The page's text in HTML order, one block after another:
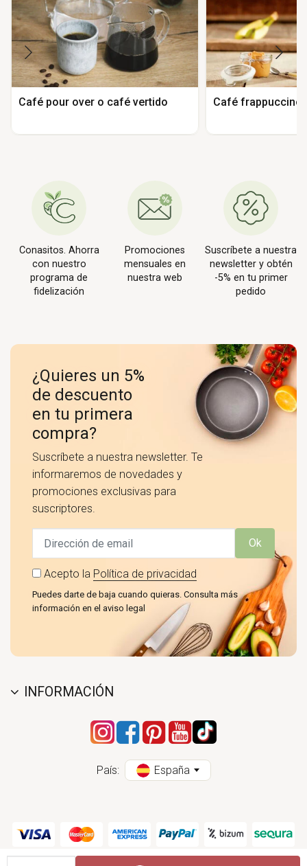
Café pour over o café vertido Café frappuccino
Conasitos. Ahorra
con nuestro
programa de
fidelización
Promociones
mensuales en
nuestra web
Suscríbete a nuestra
newsletter y obtén
-5% en tu primer
pedido
¿Quieres un 5%
de descuento
en tu primera
compra?
Suscríbete a nuestra newsletter. Te
informaremos de novedades y
promociones exclusivas para
suscriptores.
Ok
Acepto la Política de privacidad
Puedes darte de baja cuando quieras. Consulta más
información en el aviso legal
INFORMACIÓN
País: España